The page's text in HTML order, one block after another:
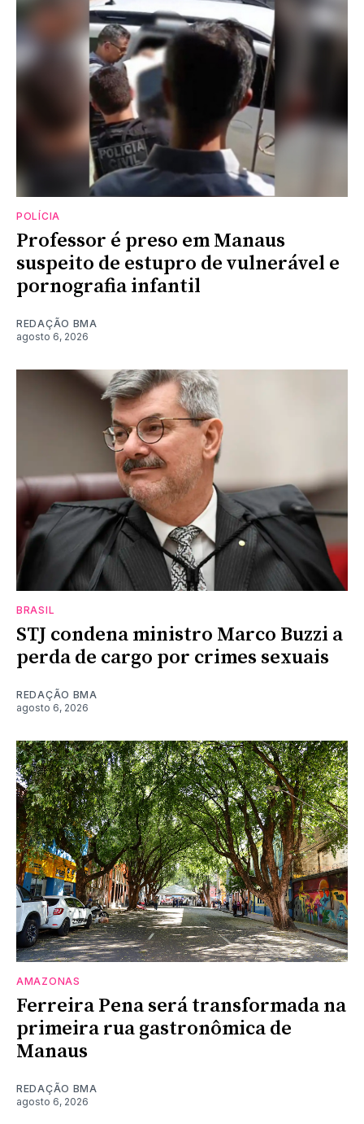
POLÍCIA
Professor é preso em Manaus
suspeito de estupro de vulnerável e
pornografia infantil
REDAÇÃO BMA
agosto 6, 2026
BRASIL
STJ condena ministro Marco Buzzi a
perda de cargo por crimes sexuais
REDAÇÃO BMA
agosto 6, 2026
AMAZONAS
Ferreira Pena será transformada na
primeira rua gastronômica de
Manaus
REDAÇÃO BMA
agosto 6, 2026